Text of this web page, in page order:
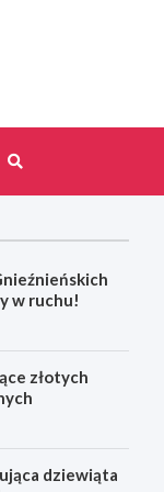
w ruchu!
złotych
dziewiąta